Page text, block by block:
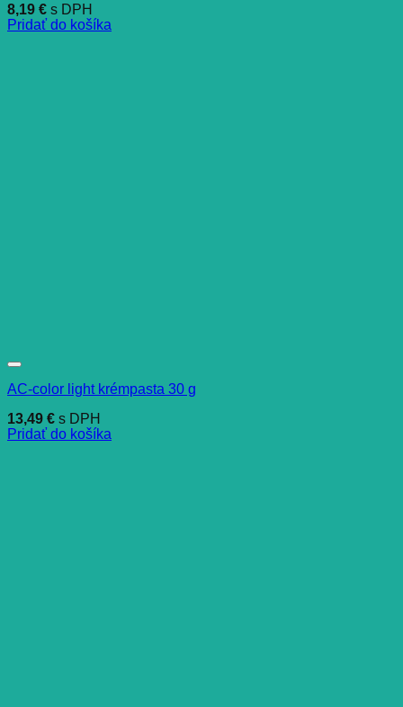
8,19 € s DPH
Pridať do košíka
AC-color light krémpasta 30 g
13,49 € s DPH
Pridať do košíka